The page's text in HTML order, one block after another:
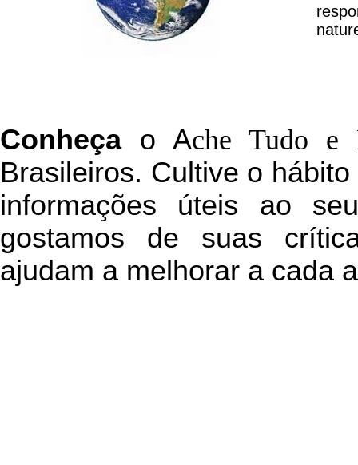
Conheçao Ache Tudo e
Brasileiros. Cultive o
informações úteis ao
gostamos de suas
ajudam a melhorar a cada